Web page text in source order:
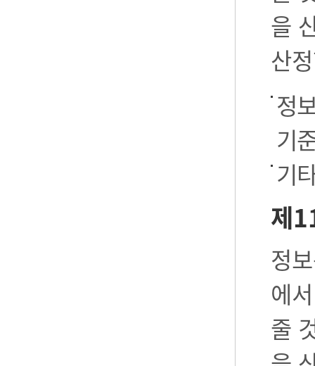
을
산
정
기
기
제
정
에
줄